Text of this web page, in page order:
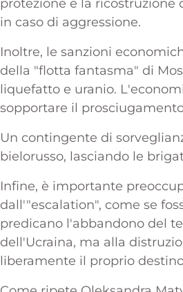
protezione e la
in caso di aggressione.
Inoltre, le sanzioni
della "flotta fantasma" di
liquefatto e uranio.
sopportare il
Un contingente di
bielorusso, lasciando le
Infine, è importante
dall'"escalation", come se
predicano l'abbandono del
dell'Ucraina, ma alla
liberamente il proprio